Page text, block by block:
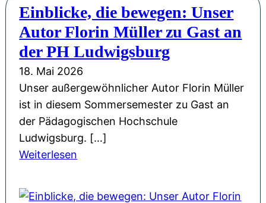
d
f
n
u
n
g
u
n
d
M
u
i
e
n
e
t
g
:
G
d
Einblicke, die bewegen: Unser
Autor Florin Müller zu Gast an
der PH Ludwigsburg
18. Mai 2026
Unser außergewöhnlicher Autor Florin Müller
ist in diesem Sommersemester zu Gast an
der Pädagogischen Hochschule
Ludwigsburg. […]
Weiterlesen